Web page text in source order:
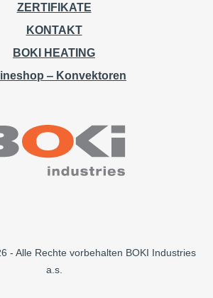
ZERTIFIKATE
KONTAKT
BOKI HEATING
‒ Konvektoren
- Alle Rechte vorbehalten BOKI Industries
a.s.